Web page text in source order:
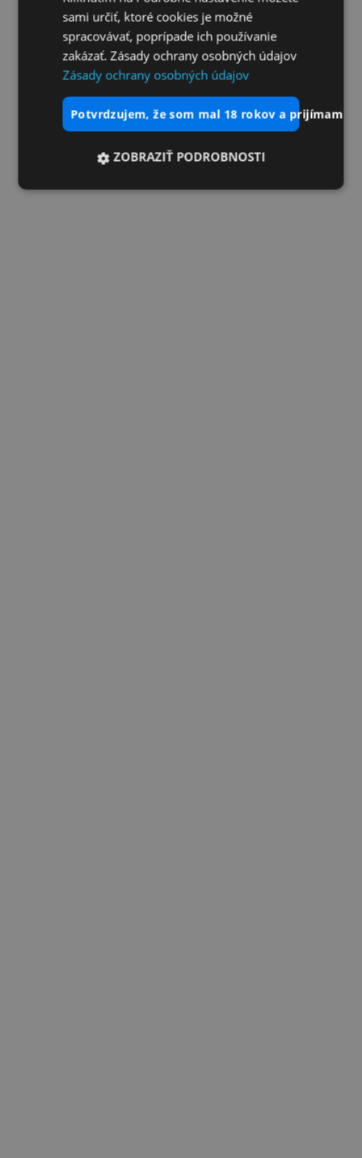
sami určiť, ktoré cookies je možné
spracovávať, poprípade ich používanie
zakázať. Zásady ochrany osobných údajov
Zásady ochrany osobných údajov
potvrdzujem, že som mal 18 rokov a prijímam
ZOBRAZIŤ PODROBNOSTI